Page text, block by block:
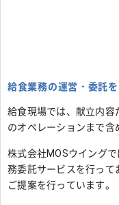
給食業務の運営・委託
給食現場では、献立内容
のオペレーションまで含
株式会社MOSウイング
務委託サービスを行って
ご提案を行っています。